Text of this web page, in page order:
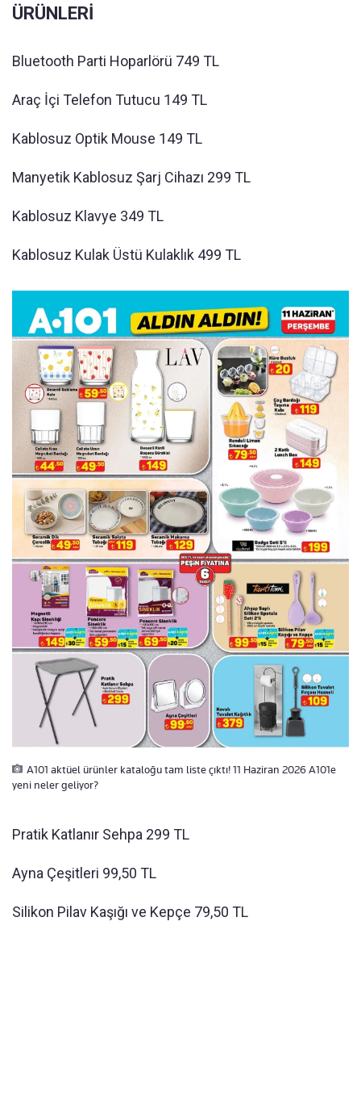
ÜRÜNLERİ
Bluetooth Parti Hoparlörü 749 TL
Araç İçi Telefon Tutucu 149 TL
Kablosuz Optik Mouse 149 TL
Manyetik Kablosuz Şarj Cihazı 299 TL
Kablosuz Klavye 349 TL
Kablosuz Kulak Üstü Kulaklık 499 TL
A101 aktüel ürünler kataloğu tam liste çıktı! 11 Haziran 2026 A101e
yeni neler geliyor?
Pratik Katlanır Sehpa 299 TL
Ayna Çeşitleri 99,50 TL
Silikon Pilav Kaşığı ve Kepçe 79,50 TL